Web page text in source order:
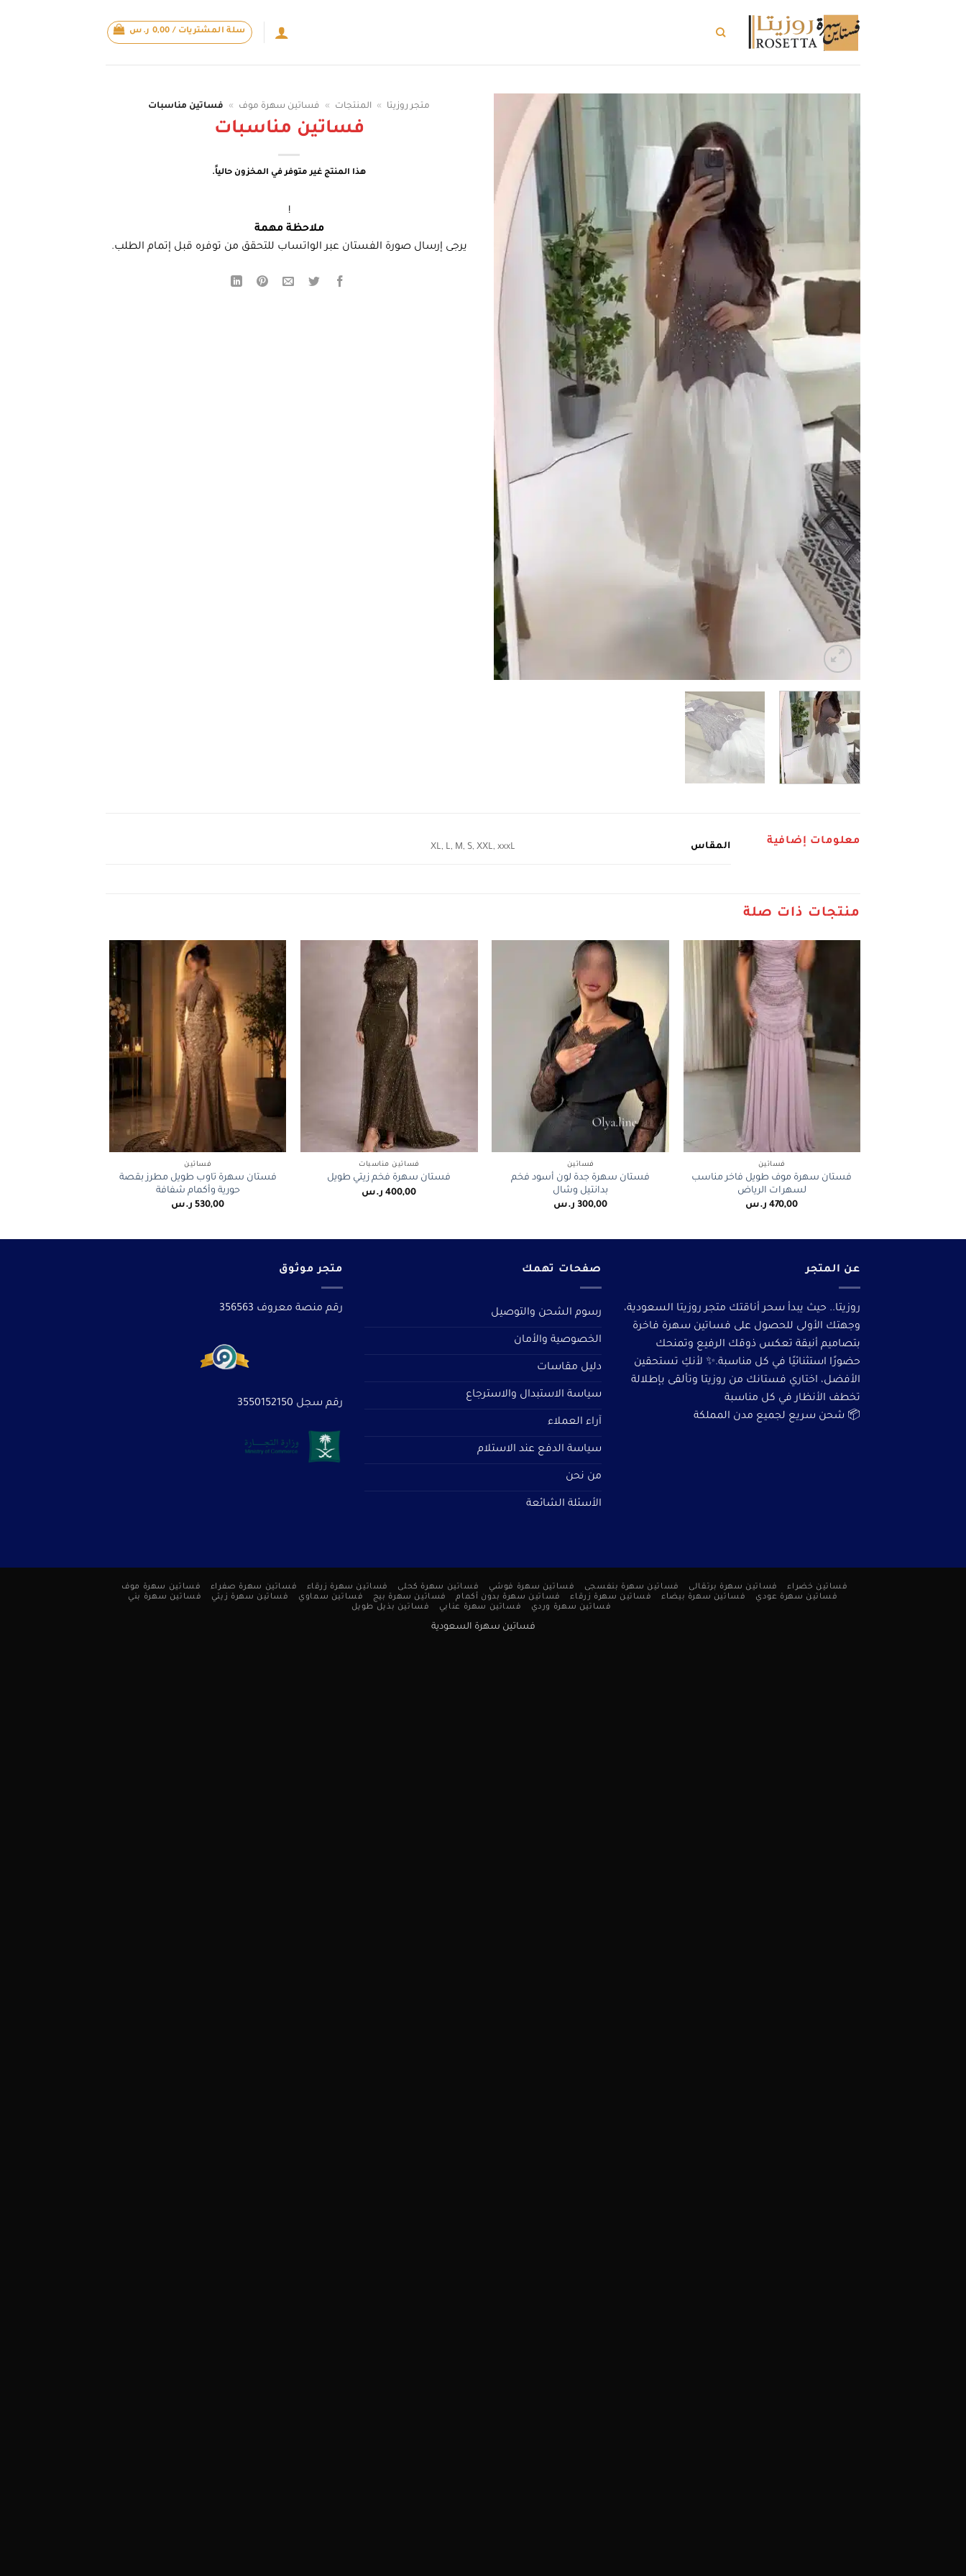
سلة المشتريات / 0,00 ر.س
متجر روزيتا » المنتجات » فساتين سهرة موف » فساتين مناسبات
فساتين مناسبات
هذا المنتج غير متوفر في المخزون حالياً.
!
ملاحظة مهمة
يرجى إرسال صورة الفستان عبر الواتساب للتحقق من توفره قبل إتمام الطلب.
معلومات إضافية المقاس XL, L, M, S, XXL, xxxL
منتجات ذات صلة
+
فساتين
فستان سهرة موف طويل فاخر مناسب
لسهرات الرياض
470,00 ر.س
فساتين
فستان سهرة جدة لون أسود فخم
بدانتيل وشال
300,00 ر.س
فساتين مناسبات
فستان سهرة فخم زيتي طويل
400,00 ر.س
فساتين
فستان سهرة تاوب طويل مطرز بقصة
حورية وأكمام شفافة
530,00 ر.س
عن المتجر
روزيتا.. حيث يبدأ سحر أناقتك متجر روزيتا السعودية،
وجهتك الأولى للحصول على فساتين سهرة فاخرة
بتصاميم أنيقة تعكس ذوقك الرفيع وتمنحك
حضورًا استثنائيًا في كل مناسبة.✨ لأنكِ تستحقين
الأفضل، اختاري فستانك من روزيتا وتألقى بإطلالة
تخطف الأنظار في كل مناسبة
📦 شحن سريع لجميع مدن المملكة
صفحات تهمك
رسوم الشحن والتوصيل
الخصوصية والأمان
دليل مقاسات
سياسة الاستبدال والاسترجاع
آراء العملاء
سياسة الدفع عند الاستلام
من نحن
الأسئلة الشائعة
متجر موثوق
رقم منصة معروف 356563
رقم سجل 3550152150
فساتين خضراء فساتين سهرة برتقالى فساتين سهرة بنفسجى فساتين سهرة فوشي فساتين سهرة كحلى فساتين سهرة زرقاء فساتين سهرة صفراء
فساتين سهرة موف
فساتين سهرة عودي
فساتين سهرة بيضاء فساتين سهرة زرقاء فساتين سهرة بدون أكمام فساتين سهرة بيج فساتين سماوي فساتين سهرة زيتي
فساتين سهرة بني
فساتين سهرة وردي
فساتين سهرة عنابي فساتين بذيل طويل
فساتين سهرة السعودية